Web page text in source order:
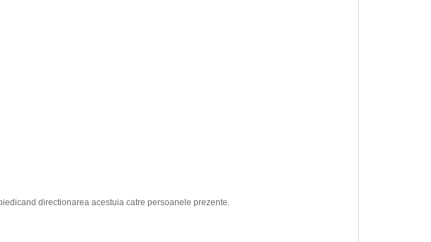
directionarea acestuia catre persoanele prezente.